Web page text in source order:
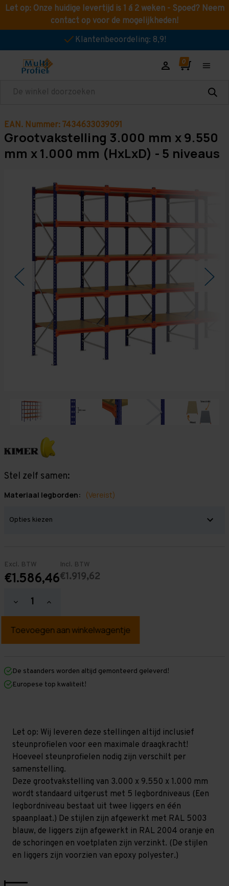
Let op: Onze huidige levertijd is 1 á 2 weken - Spoed? Neem
contact op voor de mogelijkheden!
Klantenbeoordeling: 8,9!
Zoeken
EAN. Nummer: 7434633039091
Grootvakstelling 3.000 mm x 9.550
mm x 1.000 mm (HxLxD) - 5 niveaus
Stel zelf samen:
Materiaal legborden: (Vereist)
Excl. BTW
€1.586,46
Incl. BTW
€1.919,62
Hoeveelheid
verlagen
Grootvakstelling
mm
mm
x
1.000
niveaus
Hoeveelheid
verhogen
Grootvakstelling
mm
mm
1.000
niveaus
De staanders worden altijd gemonteerd geleverd!
Europese top kwaliteit!
Let op: Wij leveren deze stellingen altijd inclusief
steunprofielen voor een maximale draagkracht!
Hoeveel steunprofielen nodig zijn verschilt per
samenstelling.
Deze grootvakstelling van 3.000 x 9.550 x 1.000 mm
wordt standaard uitgerust met 5 legbordniveaus (Een
legbordniveau bestaat uit twee liggers en één
spaanplaat.) De stijlen zijn afgewerkt met RAL 5003
blauw, de liggers zijn afgewerkt in RAL 2004 oranje en
de schoringen en voetplaten zijn verzinkt. (De stijlen
en liggers zijn voorzien van epoxy polyester.)